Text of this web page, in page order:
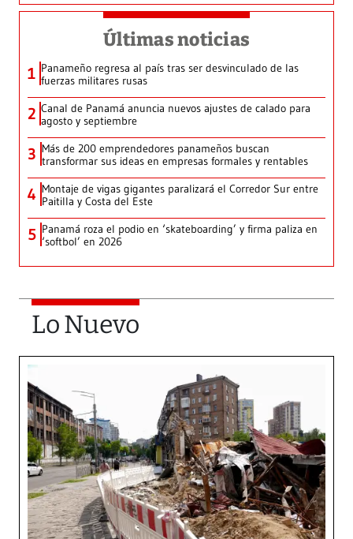
Últimas noticias
1 Panameño regresa al país tras ser desvinculado de las
fuerzas militares rusas
2 Canal de Panamá anuncia nuevos ajustes de calado para
agosto y septiembre
3 Más de 200 emprendedores panameños buscan
transformar sus ideas en empresas formales y rentables
4 Montaje de vigas gigantes paralizará el Corredor Sur entre
Paitilla y Costa del Este
5 Panamá roza el podio en ‘skateboarding’ y firma paliza en
‘softbol’ en 2026
Lo Nuevo